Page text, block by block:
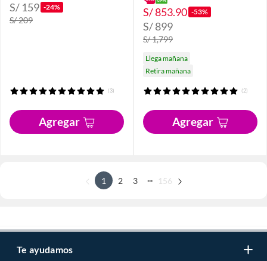
S/ 159 -24%
S/ 209
(3)
Agregar
S/ 853.90 -53%
S/ 899
S/ 1,799
Llega mañana
Retira mañana
(2)
Agregar
1 2 3 156
Te ayudamos